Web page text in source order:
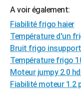
LIFESTYLE
Art de vivre
Bien-être
Loisirs
Mode
Modes de vie
SANTE
Alimentation
Guide de la santé
Maladies
Médicaments
Sommeil
VOYAGE
Destinations
City break
Voyage nature
Voyage de noces
Forum
Climat
+PHOTO
GUIDES D'ACHAT
A voir également:
Fiabilité frigo haier
Température d'un
Bruit frigo
Température frigo
Moteur jumpy 2.0
Fiabilité moteur 1.2